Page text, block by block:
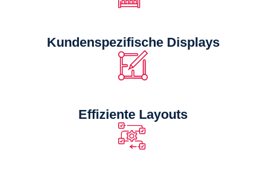
Kundenspezifische Displays
Effiziente Layouts